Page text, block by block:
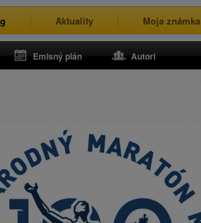
Aktuality Moja známka
Emisný plán Autori